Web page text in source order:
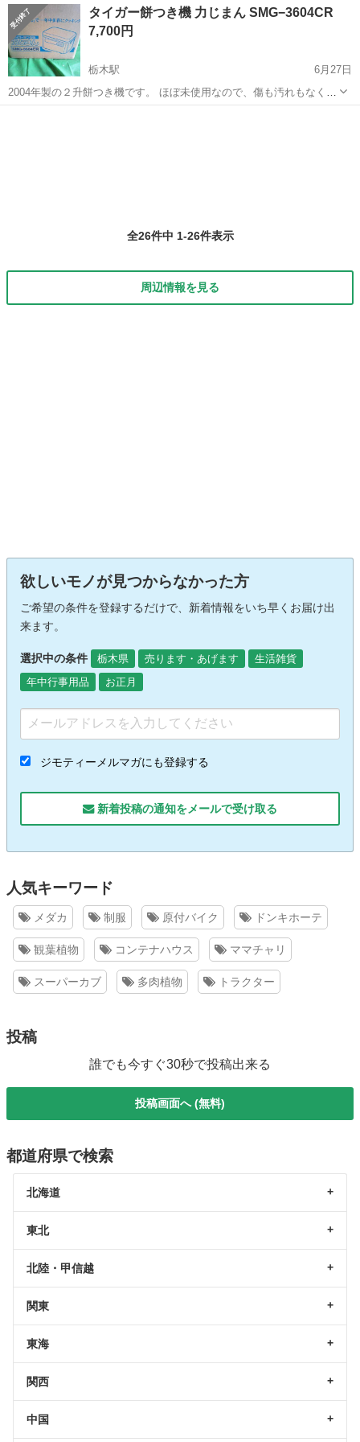
栃木 宇都宮市 宇都宮駅 年中行事用品
タイガー餅つき機 力じまん SMG−3604CR
7,700円
栃木駅
6月27日
2004年製の２升餅つき機です。 ほぼ未使用なので、傷も汚れもなく、
箱に入ってます。
全26件中 1-26件表示
周辺情報を見る
欲しいモノが見つからなかった方
ご希望の条件を登録するだけで、新着情報をいち早くお届け出
来ます。
選択中の条件 栃木県 売ります・あげます
生活雑貨
年中行事用品
お正月
ジモティーメルマガにも登録する
新着投稿の通知をメールで受け取る
人気キーワード
メダカ 制服 原付バイク ドンキホーテ
観葉植物 コンテナハウス ママチャリ
スーパーカブ 多肉植物 トラクター
投稿
誰でも今すぐ30秒で投稿出来る
投稿画面へ (無料)
都道府県で検索
北海道
東北
北陸・甲信越
関東
東海
関西
中国